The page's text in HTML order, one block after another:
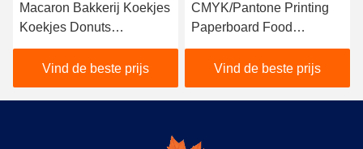
Macaron Bakkerij Koekjes
Koekjes Donuts
Voedselverpakkingsdozen
Vind de beste prijs
CMYK/Pantone Printing
Paperboard Food
Packaging Box Folders
Eco-vriendelijk voor zoete
lekkernijen Koffie
Vind de beste prijs